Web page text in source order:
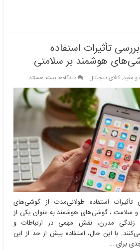
تأثیرات استفاده
هوشمند بر سلامتی
مفید,کالای دیجیتال دیدگاه‌هابرای
موبایل
سلامت:
بررسی
تأثیرات
استفاده
طولانی‌مدت
از
گوشی‌های
هوشمند
بر
سلامتی
بسته هستند
استفاده طولانی‌مدت از گوشی‌های
و سلامت ، گوشی‌های هوشمند به عنوان یکی از
زندگی مدرن، نقش مهمی در ارتباطات و
با این حال، استفاده بیش از حد از این
برای …